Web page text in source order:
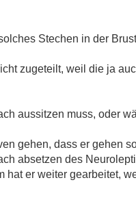
Stechen in der
zugeteilt, weil die ja
aussitzen muss, oder
gehen, dass er gehen
absetzen des
er weiter gearbeitet,